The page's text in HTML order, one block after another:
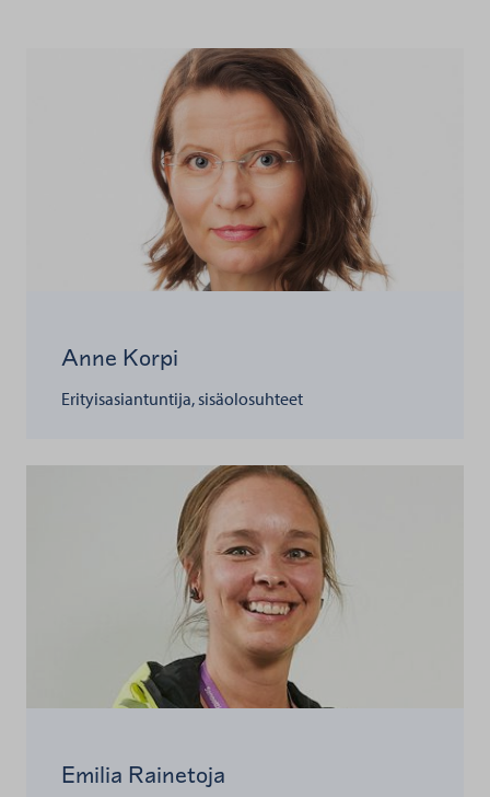
Anne Korpi
Erityisasiantuntija, sisäolosuhteet
Emilia Rainetoja